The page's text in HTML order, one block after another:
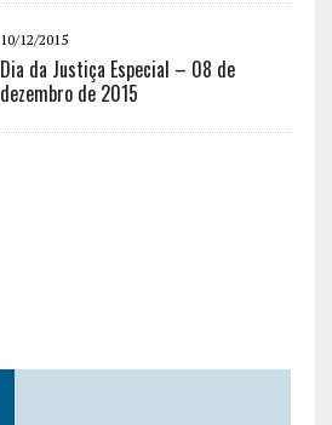
10/12/2015
Dia da Justiça Especial – 08 de
dezembro de 2015